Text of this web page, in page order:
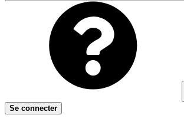
Se connecter